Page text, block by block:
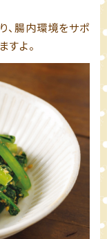
、腸内環境をサポ
すよ。